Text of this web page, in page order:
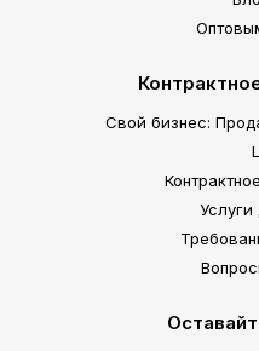
Свой бизнес:
Услуги